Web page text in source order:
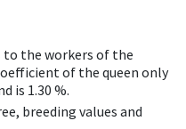
the workers of the
of the queen only
is 1.30 %.
breeding values and